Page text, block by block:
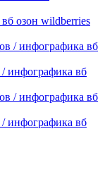
озон wildberries
/ инфографика вб
/ инфографика вб